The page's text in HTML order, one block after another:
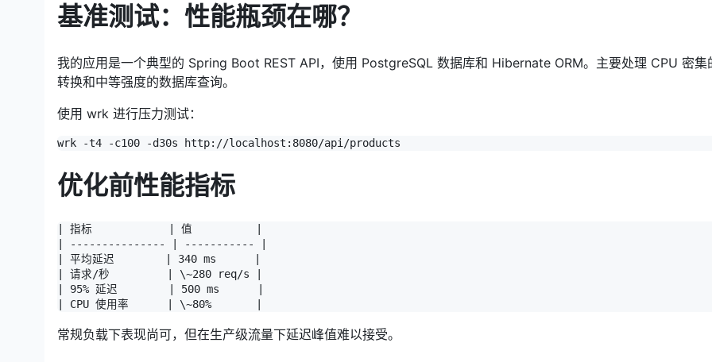
基准测试：性能瓶颈在哪？
我的应用是一个典型的 Spring Boot REST API，使用 PostgreSQL 数据库和 Hibernate ORM。主要处理 CPU 密集
转换和中等强度的数据库查询。
使用 wrk 进行压力测试：
wrk -t4 -c100 -d30s http://localhost:8080/api/products
优化前性能指标
| 指标            | 值          |
| --------------- | ----------- |
| 平均延迟        | 340 ms      |
| 请求/秒         | \~280 req/s |
| 95% 延迟        | 500 ms      |
| CPU 使用率      | \~80%       |
常规负载下表现尚可，但在生产级流量下延迟峰值难以接受。